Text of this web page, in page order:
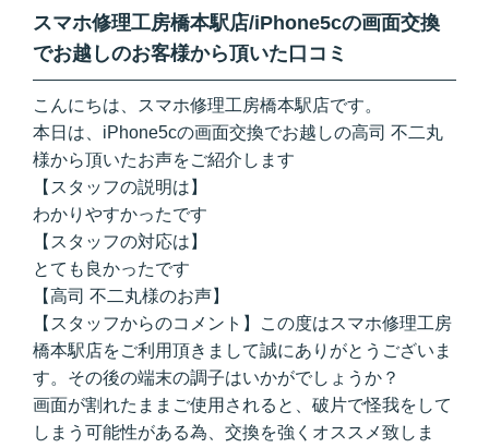
スマホ修理工房橋本駅店/iPhone5cの画面交換
でお越しのお客様から頂いた口コミ
こんにちは、スマホ修理工房橋本駅店です。
本日は、iPhone5cの画面交換でお越しの高司 不二丸
様から頂いたお声をご紹介します
【スタッフの説明は】
わかりやすかったです
【スタッフの対応は】
とても良かったです
【高司 不二丸様のお声】
【スタッフからのコメント】この度はスマホ修理工房
橋本駅店をご利用頂きまして誠にありがとうございま
す。その後の端末の調子はいかがでしょうか？
画面が割れたままご使用されると、破片で怪我をして
しまう可能性がある為、交換を強くオススメ致しま